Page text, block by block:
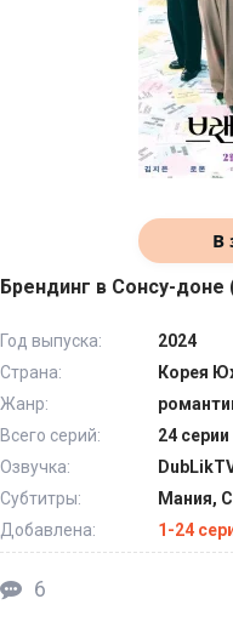
В
Брендинг в Сонсу-доне
Год выпуска:
2024
Страна:
Корея
Жанр:
Всего серий:
24
Озвучка:
Субтитры:
Мания,
Добавлена:
1-24
6